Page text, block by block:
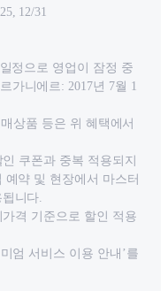
12/31
정으로 영업이 잠정 중
가니에르: 2017년 7월 1
상품 등은 위 혜택에서
쿠폰과 중복 적용되지
약 및 현장에서 마스터
니다.
격 기준으로 할인 적용
엄 서비스 이용 안내’를